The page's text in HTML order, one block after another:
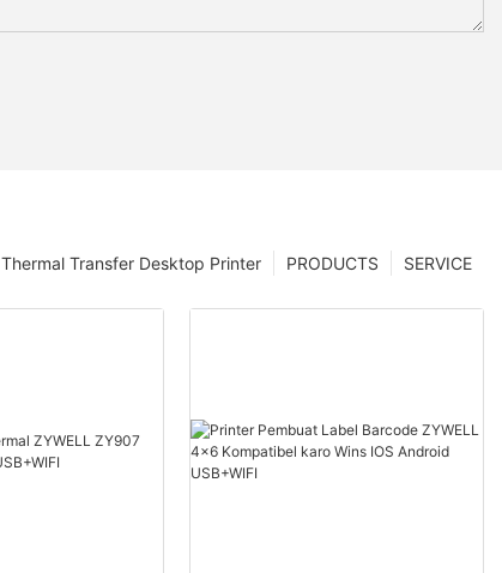
SERVICE
PRODUCTS
Thermal Transfer Desktop Printer